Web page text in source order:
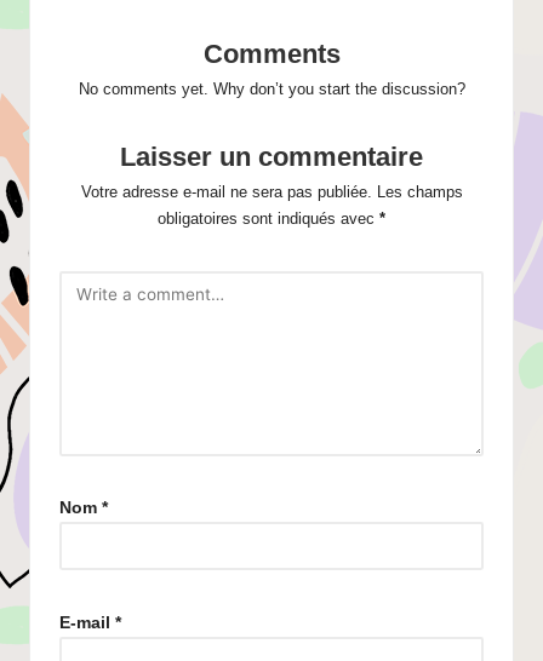
Comments
No comments yet. Why don’t you start the discussion?
Laisser un commentaire
Votre adresse e-mail ne sera pas publiée.
Les champs
obligatoires sont indiqués avec *
Nom *
E-mail *